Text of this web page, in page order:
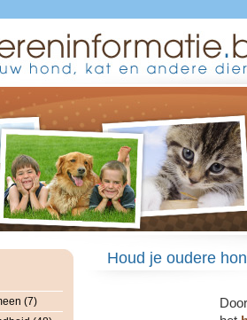
(7)
Houd je oudere